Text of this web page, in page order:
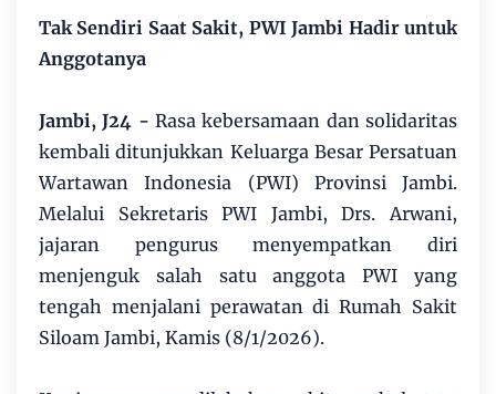
Tak Sendiri Saat Sakit, PWI Jambi Hadir untuk
Anggotanya
Jambi, J24 - Rasa kebersamaan dan solidaritas
kembali ditunjukkan Keluarga Besar Persatuan
Wartawan Indonesia (PWI) Provinsi Jambi.
Melalui Sekretaris PWI Jambi, Drs. Arwani,
jajaran pengurus menyempatkan diri
menjenguk salah satu anggota PWI yang
tengah menjalani perawatan di Rumah Sakit
Siloam Jambi, Kamis (8/1/2026).